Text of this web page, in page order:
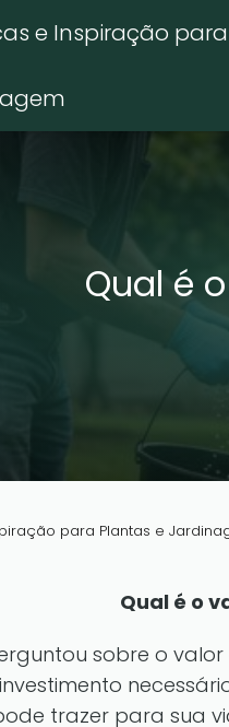
e Inspiração para
Qual é
para Plantas e
Qual é o
sobre o
trazer para sua